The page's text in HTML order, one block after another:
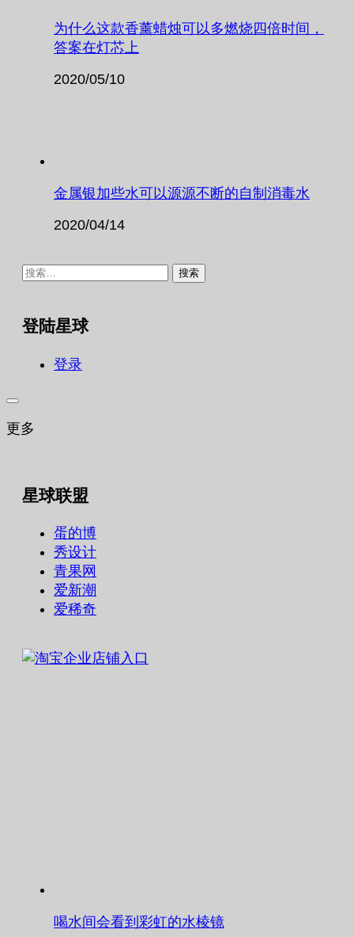
为什么这款香薰蜡烛可以多燃烧四倍时间，
答案在灯芯上
2020/05/10
金属银加些水可以源源不断的自制消毒水
2020/04/14
搜
登陆星球
登录
更多
星球联盟
蛋的博
秀设计
青果网
爱新潮
爱稀奇
喝水间会看到彩虹的水棱镜